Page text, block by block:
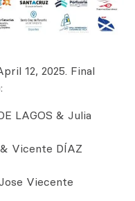
12, 2025. Final
LAGOS & Julia
Vicente DÍAZ
Viecente